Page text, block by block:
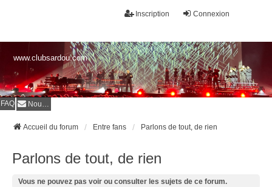
Connexion
Inscription
www.clubsardou.com
FAQ Nous contacter
Accueil du forum Entre fans Parlons de tout, de rien
Parlons de tout, de rien
Vous ne pouvez pas voir ou consulter les sujets de ce forum.